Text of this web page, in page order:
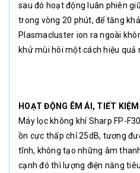
sau đó hoạt động luân phiên
trong vòng 20 phút, để tăng
Plasmacluster ion ra ngoài
khử mùi hôi một cách hiệu quả
HOẠT ĐỘNG ÊM ÁI, TIẾT KIỆM
Máy lọc không khí Sharp FP-
ồn cực thấp chỉ 25dB, tương
tĩnh, không tạo những âm
cạnh đó thì lượng điện năng